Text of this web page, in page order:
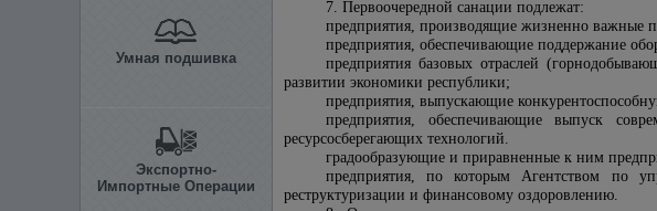
Умная подшивка
Экспортно-
Импортные Операции
7. Первоочередной санации подлежат:
предприятия, производящие жизненно важные
предприятия, обеспечивающие поддержание
предприятия базовых отраслей
развитии экономики республики;
предприятия, выпускающие
предприятия, обеспечивающие выпуск
ресурсосберегающих технологий.
градообразующие и приравненные к ним
предприятия, по которымАгентством по
реструктуризации и финансовому оздоровлению.